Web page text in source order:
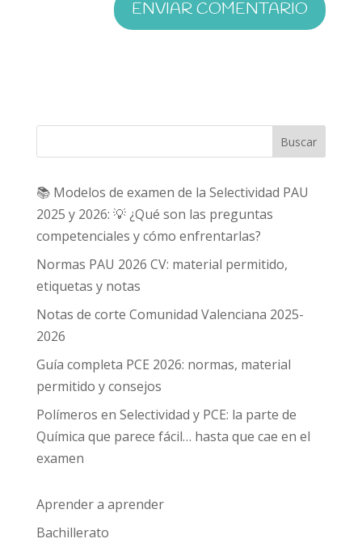
Buscar
📚 Modelos de examen de la Selectividad PAU
2025 y 2026: 💡 ¿Qué son las preguntas
competenciales y cómo enfrentarlas?
Normas PAU 2026 CV: material permitido,
etiquetas y notas
Notas de corte Comunidad Valenciana 2025-
2026
Guía completa PCE 2026: normas, material
permitido y consejos
Polímeros en Selectividad y PCE: la parte de
Química que parece fácil… hasta que cae en el
examen
Aprender a aprender
Bachillerato